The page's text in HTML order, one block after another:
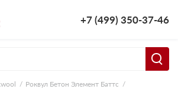
+7 (499) 350-37-46
Роквул Бетон Элемент Баттс